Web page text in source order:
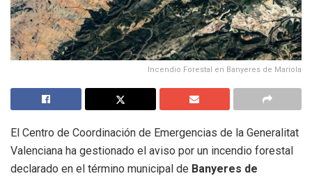
Incendio Forestal en Banyeres de Mariola
El Centro de Coordinación de Emergencias de la Generalitat
Valenciana ha gestionado el aviso por un incendio forestal
declarado en el término municipal de Banyeres de